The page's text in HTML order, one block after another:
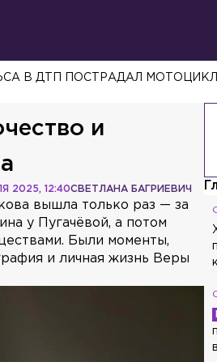
В ДТП ПОСТРАДАЛ
и
СВЕТЛАНА БАГРИЕВИЧ
2025, 12:40
вышла только раз — за
у Пугачёвой, а потом
Были моменты,
и личная жизнь Веры